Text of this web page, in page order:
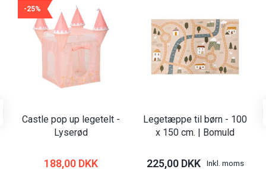
-25%
Castle pop up legetelt -
Lyserød
188,00 DKK
Legetæppe til børn - 100
x 150 cm. | Bomuld
225,00 DKK Inkl. moms